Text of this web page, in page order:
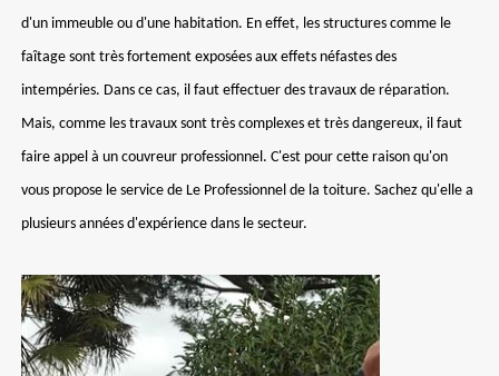
d'un immeuble ou d'une habitation. En effet, les structures comme le
faîtage sont très fortement exposées aux effets néfastes des
intempéries. Dans ce cas, il faut effectuer des travaux de réparation.
Mais, comme les travaux sont très complexes et très dangereux, il faut
faire appel à un couvreur professionnel. C'est pour cette raison qu'on
vous propose le service de Le Professionnel de la toiture. Sachez qu'elle a
plusieurs années d'expérience dans le secteur.